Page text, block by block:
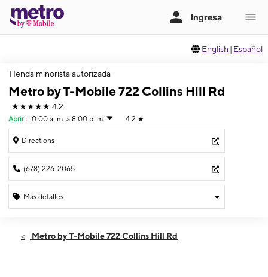
English | Español
TIenda minorista autorizada
Metro by T-Mobile 722 Collins Hill Rd
★★★★★ 4.2
Abrir : 10:00 a. m. a 8:00 p. m. 4.2 ★
Directions
(678) 226-2065
Más detalles
Viernes:10:00 a. m. a 8:00 p. m.
Metro by T-Mobile 722 Collins Hill Rd